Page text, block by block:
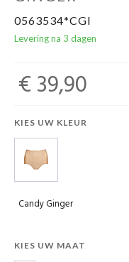
0563534*CGI
Levering na 3 dagen
€ 39,90
KIES UW KLEUR
Candy Ginger
KIES UW MAAT